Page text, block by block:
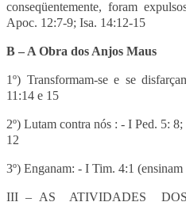
conseqüentemente, foram
Apoc. 12:7-9; Isa. 14:12-15
B – A Obra dos Anjos Maus
1º) Transformam-se e se
11:14 e 15
2º) Lutam contra nós : - I Ped. 5: 8;
12
3º) Enganam: - I Tim. 4:1 (ensinam
III – AS ATIVIDADES